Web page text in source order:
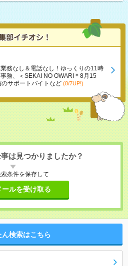
業務なし＆電話なし！ゆっくりの11時
務、＜SEKAI NO OWARI＊8月15
サポートバイトなど (8/7UP!)
は見つかりましたか？
条件を保存して
ールを受け取る
ん検索はこちら